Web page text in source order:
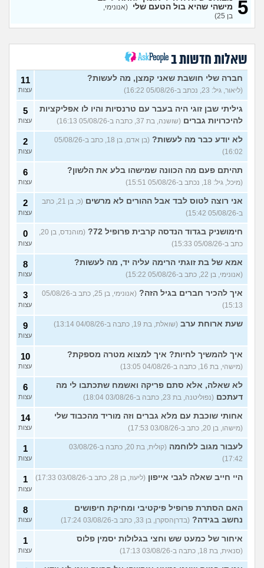
נזכר במעשים מביכים מתקופה
רעה (אף_אחד, בן 29)
(אנונימי, בן 25)
הרס עצמי בזוגיות
בת 23)
עצות
עדיין מוצצת אצבע כהרגעה,
מה ניתן לעשות?
(נרקיס, בת
30)
7
עצות
מסדר את ארון הילדות בבית
ההורים ומוצף בזכרונות. איך
להתמודד?
5
עצות
איך מפסיקים לפחד מזה שהזמן
עובר?
(אליזבת, בת 24)
9
עצות
עם מי אנשים מתייעצים כל
5
עצות
ורוצה לחזור לזה! (זלדוס, בן 22) עצות
בודדה מאוד בלי חברים כבר 5
שנים ולא יודעת איפה להכיר
(עדן, בת 23)
5
עצות
עוד שאלות חדשות במדור
5
מישהי שהיא בול הטעם שלי (אנונימי,
בן 25)
שאלות חדשות ב
חברה שלי חושבת שאני קמצן, מה לעשות?
(ליאור, גיל: 23, נכתב ב-05/08/26 16:22)
11
עצות
גיליתי שבן זוגי היה בעבר עם טרנסיות והיו לו אפליקציות
להיכרויות גברים (שושנה, בת 37, כתבה ב-05/08/26 16:13)
5
עצות
לא יודע כבר מה לעשות?
(בן אדם, בן 18, כתב ב-05/08/26
16:02)
2
עצות
תהיתם פעם מה הכוונה שמישהו בלע את הלשון?
(מיכל, גיל: 18, נכתב ב-05/08/26 15:51)
6
עצות
אני רוצה לטוס לבד אבל ההורים לא מרשים
(כ, בן 21, כתב
ב-05/08/26 15:42)
2
עצות
חימושניק בגדוד הנדסה קרבית פרופיל 72?
(מוהנדס, בן 20,
כתב ב-05/08/26 15:33)
0
עצות
אמא של בת זוגתי הרימה עליה יד, מה לעשות?
(אנונימי, בן 22, כתב ב-05/08/26 15:22)
8
עצות
איך להכיר חברים בגיל הזה?
(אנונימי, בן 25, כתב ב-05/08/26
15:13)
3
עצות
שעת ארוחת ערב (שואלת, בת 19, כתבה ב-04/08/26 13:14) 9
עצות
איך להמשיך לחיות? איך למצוא מטרה מספקת?
(מישהי, בת 16, כתבה ב-04/08/26 13:05)
10
עצות
לא שאלה, אלא סתם פריקה ואשמח שתכתבו לי מה
דעתכם (נפוליטנה, בת 23, כתבה ב-03/08/26 18:04)
6
עצות
אחותי שוכבת עם מלא גברים וזה מוריד מהכבוד שלי
(מישהו, בן 20, כתב ב-03/08/26 17:53)
14
עצות
לעבור מגוב ללוחמה
(קולית, בת 20, כתבה ב-03/08/26
17:42)
1
עצות
היי חייב שאלה לגבי אייפון (ליעוז, בן 28, כתב ב-03/08/26 17:33) 1
עצות
האם הסתרת פרופיל פיקטיבי ומחיקת חיפושים
נחשב בגידה? (בדרןהסקרן, בן 33, כתב ב-03/08/26 17:24)
8
עצות
איחור של כמעט שש וחצי בגלולות יסמין פלוס
(סנאית, בת 18, כתבה ב-03/08/26 17:13)
1
עצות